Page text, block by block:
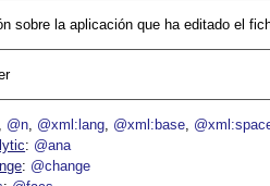
sobre la aplicación que ha editado el
@n @xml:lang @xml:base
@ana
@change